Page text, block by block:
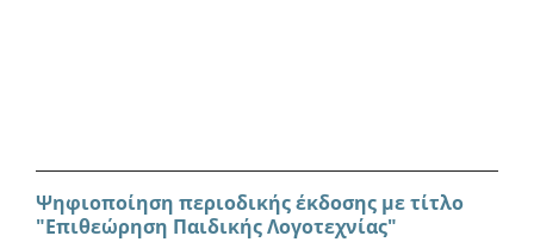
Ψηφιοποίηση περιοδικής έκδοσης με τίτλο
"Επιθεώρηση Παιδικής Λογοτεχνίας"